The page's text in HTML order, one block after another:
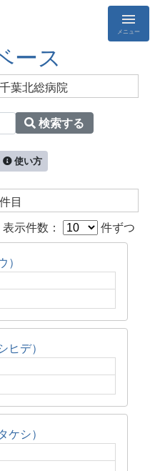
ース
メニュー
葉北総病院
検索する
使い方
目
表示件数： 件ずつ
）
デ）
シ）